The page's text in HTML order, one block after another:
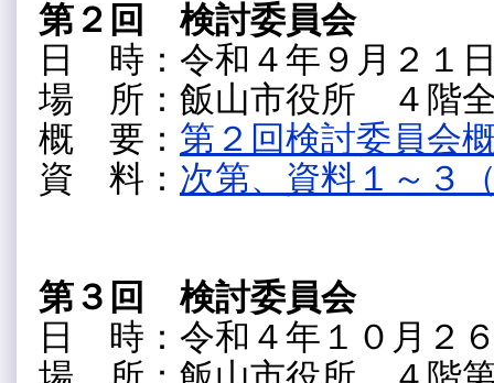
第２回 検討委員会
日 時：令和４年９月２
場 所：飯山市役所 ４階全
概 要： 第２回検討委員会
資 料： 次第、資料１～３
第３回 検討委員会
日 時：令和４年１０月